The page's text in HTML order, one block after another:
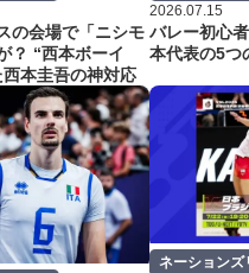
の会場で「ニシモ
？ “西本ボーイ
西本圭吾の神対応
2026.07.15
バレー初心
本代表の5つ
ネーションズ